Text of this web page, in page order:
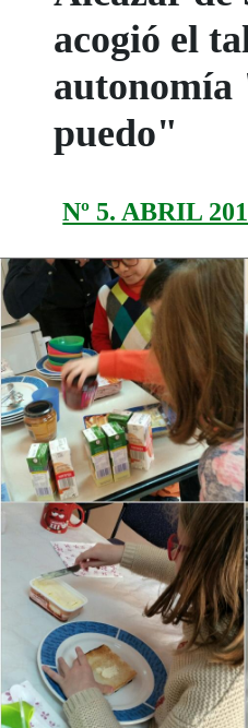
acogió el
autonomía
puedo"
Nº 5. ABRIL